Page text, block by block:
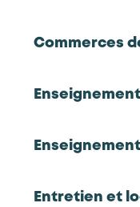
Commerces
Entretien et
Partager la